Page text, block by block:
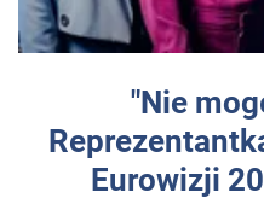
"Nie
Eurowizji